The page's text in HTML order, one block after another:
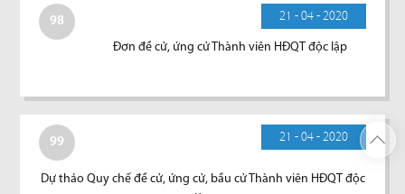
98 21 - 04 - 2020
Đơn đề cử, ứng cử Thành viên HĐQT độc lập
99 21 - 04 - 2020
Dự thảo Quy chế đề cử, ứng cử, bầu cử Thành viên HĐQT độc